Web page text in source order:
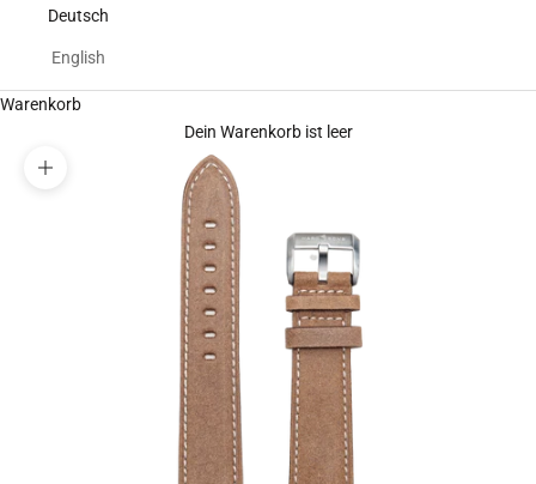
Deutsch
English
Warenkorb
Dein Warenkorb ist leer
Bild vergrößern